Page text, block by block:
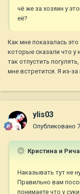
чё же за хозяин у
её?
Как мне показалась
которые сказали что у
так отпустить
мне встретится. Я из-за
ylis03
Опубликовано
Кристина и
Наказывать тут не
Правильно вам
понимаете что у